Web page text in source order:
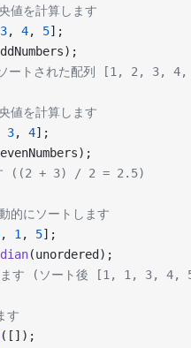
値を計算します
3, 4, 5];
ートされた配列 [1, 2, 3, 4,
値を計算します
3, 4];
す ((2 + 3) / 2 = 2.5)
的にソートします
, 1 , 5];
(unordered);
ます (ソート後 [1, 1, 3, 4,
す
([]);